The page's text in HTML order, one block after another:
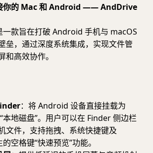
你的 Mac 和 Android —— AndDrive
一款旨在打破 Android 手机与 macOS
垒，通过深度系统集成，实现文件管
和高效协作。
：将 Android 设备直接挂载为
本地磁盘”。用户可以在 Finder 侧边栏
文件，支持拖拽、系统快捷键及
空格键“快速预览”功能。